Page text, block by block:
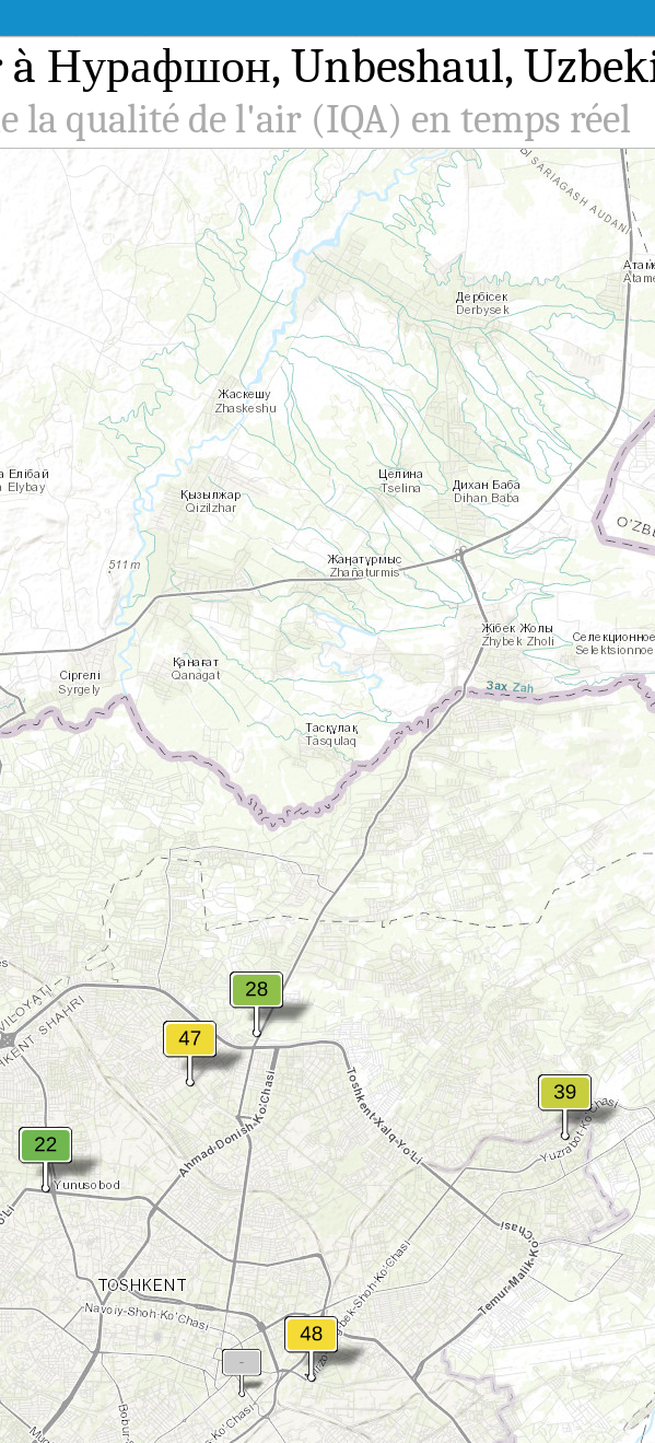
Нурафшон, Unbeshaul,
la qualité de l'air (IQA) en temps réel